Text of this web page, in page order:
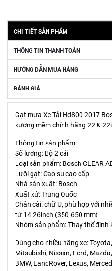
CHI TIẾT SẢN PHẨM
THÔNG TIN THANH TOÁN
HƯỚNG DẪN MUA HÀNG
ĐÁNH GIÁ
Gạt mưa Xe Tải Hd800 2017
xương mềm chính hãng 22 &
Thông tin sản phẩm:
Số lượng: Bộ 2 cái
Loại sản phẩm: Bosch CLEAR
Lưỡi gạt: Cao su cao cấp
Nhà sản xuất: Bosch
Xuất xứ: Trung Quốc
Chân cài: chữ U, phù hợp với
từ 14-26inch (350-650 mm)
Nhóm sản phẩm: Thay thế định
Dùng cho nhiều hãng xe:
Mitsubishi, Nissan, Ford,
BMW, LandRover, Lexus,